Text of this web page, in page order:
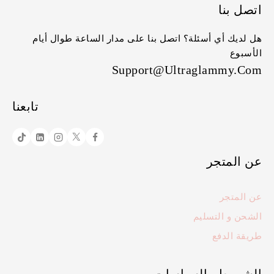
اتصل بنا
هل لديك أي أسئلة؟ اتصل بنا على مدار الساعة طوال أيام
الأسبوع
Support@ultraglammy.com
تابعنا
عن المتجر
عن المتجر
الشحن و التسليم
طريقة الدفع